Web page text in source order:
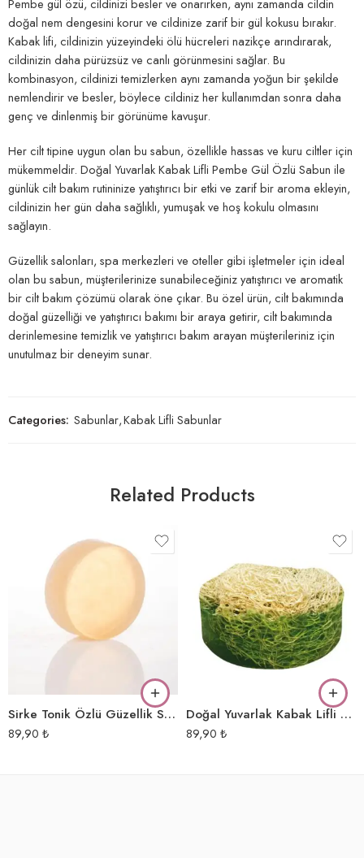
Pembe gül özü, cildinizi besler ve onarırken, aynı zamanda cildin
doğal nem dengesini korur ve cildinize zarif bir gül kokusu bırakır.
Kabak lifi, cildinizin yüzeyindeki ölü hücreleri nazikçe arındırarak,
cildinizin daha pürüzsüz ve canlı görünmesini sağlar. Bu
kombinasyon, cildinizi temizlerken aynı zamanda yoğun bir şekilde
nemlendirir ve besler, böylece cildiniz her kullanımdan sonra daha
genç ve dinlenmiş bir görünüme kavuşur.
Her cilt tipine uygun olan bu sabun, özellikle hassas ve kuru ciltler için
mükemmeldir. Doğal Yuvarlak Kabak Lifli Pembe Gül Özlü Sabun ile
günlük cilt bakım rutininize yatıştırıcı bir etki ve zarif bir aroma ekleyin,
cildinizin her gün daha sağlıklı, yumuşak ve hoş kokulu olmasını
sağlayın.
Güzellik salonları, spa merkezleri ve oteller gibi işletmeler için ideal
olan bu sabun, müşterilerinize sunabileceğiniz yatıştırıcı ve aromatik
bir cilt bakım çözümü olarak öne çıkar. Bu özel ürün, cilt bakımında
doğal güzelliği ve yatıştırıcı bakımı bir araya getirir, cilt bakımında
derinlemesine temizlik ve yatıştırıcı bakım arayan müşterileriniz için
unutulmaz bir deneyim sunar.
Categories: Sabunlar,Kabak Lifli Sabunlar
Related Products
Sirke Tonik Özlü Güzellik Sabunu
89,90 ₺
Doğal Yuvarlak Kabak Lifli Aloevera Özlü Sabun
89,90 ₺